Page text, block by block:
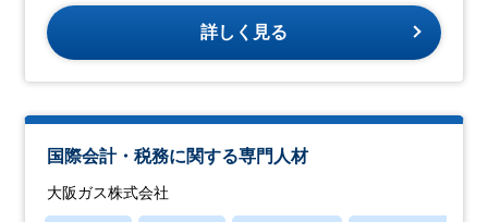
詳しく見る
国際会計・税務に関する専門人材
大阪ガス株式会社